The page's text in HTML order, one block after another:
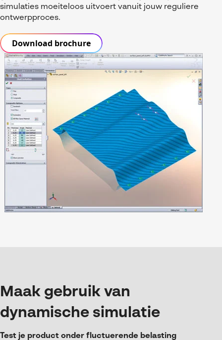
simulaties moeiteloos uitvoert vanuit jouw reguliere
ontwerpproces.
Download brochure
Maak gebruik van
dynamische simulatie
Test je product onder fluctuerende belasting